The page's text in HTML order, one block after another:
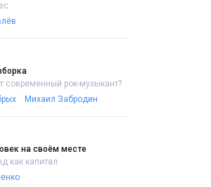
современный рок-музыкант?
Михаил Забродин
на своём месте
как капитал